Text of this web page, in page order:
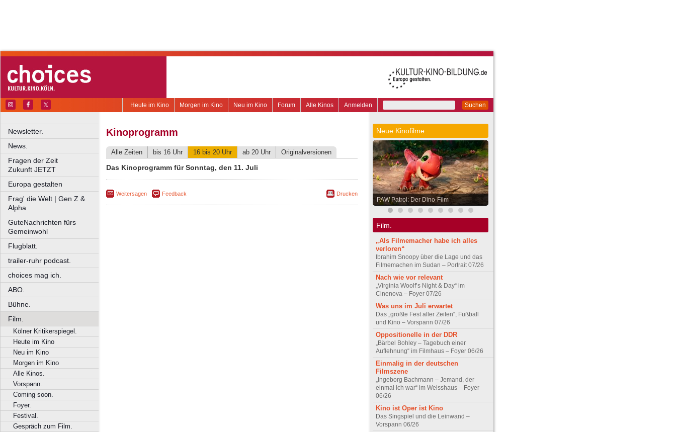
Suchen
Anmelden
Alle Kinos
Forum
Neu im Kino
Morgen im Kino
Heute im Kino
Newsletter.
News.
Fragen der Zeit
Zukunft JETZT
Europa gestalten
Frag' die Welt | Gen Z &
Alpha
GuteNachrichten fürs
Gemeinwohl
Flugblatt.
trailer-ruhr podcast.
choices mag ich.
ABO.
Bühne.
Film.
Kölner Kritikerspiegel.
Heute im Kino
Neu im Kino
Morgen im Kino
Alle Kinos.
Vorspann.
Coming soon.
Foyer.
Festival.
Gespräch zum Film.
Kinoprogramm
Alle Zeiten bis 16 Uhr 16 bis 20 Uhr ab 20 Uhr Originalversionen
Das Kinoprogramm für Sonntag, den 11. Juli
Weitersagen Feedback Drucken
Neue Kinofilme
PAW Patrol: Der Dino-Film
Film.
„Als Filmemacher habe ich alles
verloren“
Ibrahim Snoopy über die Lage und das
Filmemachen im Sudan – Portrait 07/26
Nach wie vor relevant
„Virginia Woolf’s Night & Day“ im
Cinenova – Foyer 07/26
Was uns im Juli erwartet
Das „größte Fest aller Zeiten“, Fußball
und Kino – Vorspann 07/26
Oppositionelle in der DDR
„Bärbel Bohley – Tagebuch einer
Auflehnung“ im Filmhaus – Foyer 06/26
Einmalig in der deutschen
Filmszene
„Ingeborg Bachmann – Jemand, der
einmal ich war“ im Weisshaus – Foyer
06/26
Kino ist Oper ist Kino
Das Singspiel und die Leinwand –
Vorspann 06/26